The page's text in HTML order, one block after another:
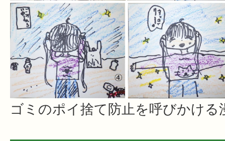
ゴミのポイ捨て防止を呼びかける